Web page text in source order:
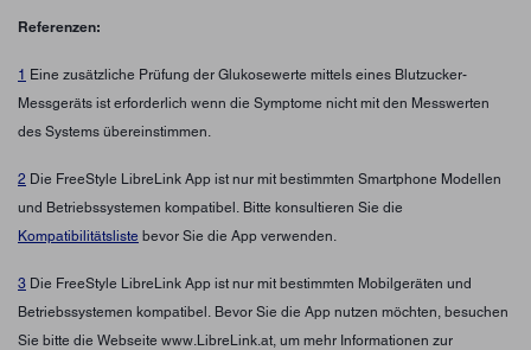
Referenzen:
1 Eine zusätzliche Prüfung der Glukosewerte mittels eines Blutzucker-
Messgeräts ist erforderlich wenn die Symptome nicht mit den Messwerten
des Systems übereinstimmen.
2 Die FreeStyle LibreLink App ist nur mit bestimmten Smartphone Modellen
und Betriebssystemen kompatibel. Bitte konsultieren Sie die
Kompatibilitätsliste bevor Sie die App verwenden.
3 Die FreeStyle LibreLink App ist nur mit bestimmten Mobilgeräten und
Betriebssystemen kompatibel. Bevor Sie die App nutzen möchten, besuchen
Sie bitte die Webseite www.LibreLink.at, um mehr Informationen zur